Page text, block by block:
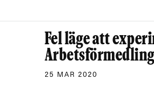
Fel läge att
25 MAR 2020